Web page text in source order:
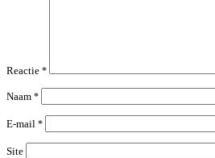
Reactie *
Naam *
E-mail *
Site